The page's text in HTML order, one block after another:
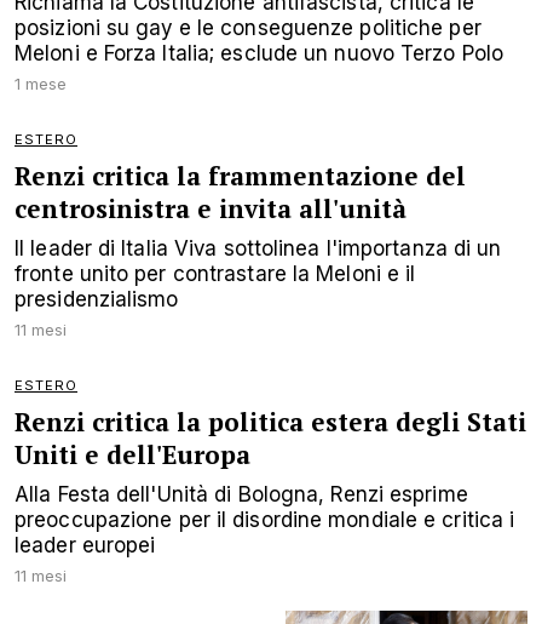
posizioni su gay e le conseguenze politiche per
Meloni e Forza Italia; esclude un nuovo Terzo Polo
1 mese
ESTERO
Renzi critica la frammentazione del
centrosinistra e invita all'unità
Il leader di Italia Viva sottolinea l'importanza di un
fronte unito per contrastare la Meloni e il
presidenzialismo
11 mesi
ESTERO
Renzi critica la politica estera degli Stati
Uniti e dell'Europa
Alla Festa dell'Unità di Bologna, Renzi esprime
preoccupazione per il disordine mondiale e critica i
leader europei
11 mesi